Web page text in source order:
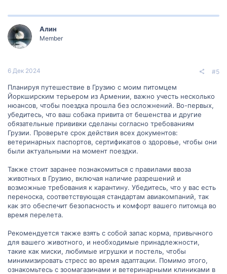
комфортные условия для него. Обеспечьте достаточное
количество воды и принадлежности для его комфорта. Также
рекомендуется предварительно проконсультироваться с
ветеринаром о безопасных и рекомендуемых практиках для
перелета с животным.
относительно процесса регистрации и отправления с питомцем.
помогут вам провести процедуру безопасно и без стресса.
Надеюсь, эти советы помогут вам в совершении безопасного и
комфортного путешествия для вас и вашего питомца!
Алин
Member
6 Дек 2024 #5
Планируя путешествие в Грузию с моим питомцем
Йоркширским терьером из Армении, важно учесть несколько
нюансов, чтобы поездка прошла без осложнений. Во-первых,
убедитесь, что ваш собака привита от бешенства и другие
обязательные прививки сделаны согласно требованиям
Грузии. Проверьте срок действия всех документов:
ветеринарных паспортов, сертификатов о здоровье, чтобы они
были актуальными на момент поездки.
Также стоит заранее познакомиться с правилами ввоза
животных в Грузию, включая наличие разрешений и
возможные требования к карантину. Убедитесь, что у вас есть
переноска, соответствующая стандартам авиакомпаний, так
как это обеспечит безопасность и комфорт вашего питомца во
время перелета.
Рекомендуется также взять с собой запас корма, привычного
для вашего животного, и необходимые принадлежности,
такие как миски, любимые игрушки и постель, чтобы
минимизировать стресс во время адаптации. Помимо этого,
ознакомьтесь с зоомагазинами и ветеринарными клиниками в